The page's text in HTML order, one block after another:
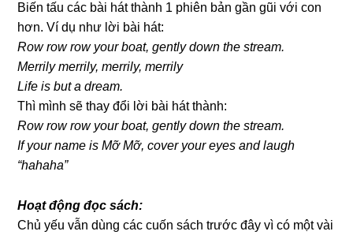
Biến tấu các bài hát thành 1 phiên bản gần gũi với con
hơn. Ví dụ như lời bài hát:
Row row row your boat, gently down the stream.
Merrily merrily, merrily, merrily
Life is but a dream.
Thì mình sẽ thay đổi lời bài hát thành:
Row row row your boat, gently down the stream.
If your name is Mỡ Mỡ, cover your eyes and laugh
“hahaha”
Hoạt động đọc sách:
Chủ yếu vẫn dùng các cuốn sách trước đây vì có một vài